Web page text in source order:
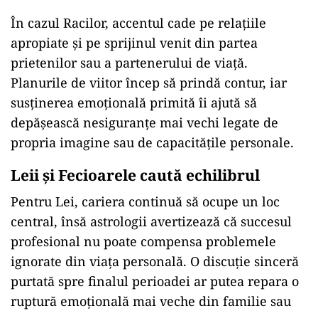
În cazul Racilor, accentul cade pe relațiile
apropiate și pe sprijinul venit din partea
prietenilor sau a partenerului de viață.
Planurile de viitor încep să prindă contur, iar
susținerea emoțională primită îi ajută să
depășească nesiguranțe mai vechi legate de
propria imagine sau de capacitățile personale.
Leii și Fecioarele caută echilibrul
Pentru Lei, cariera continuă să ocupe un loc
central, însă astrologii avertizează că succesul
profesional nu poate compensa problemele
ignorate din viața personală. O discuție sinceră
purtată spre finalul perioadei ar putea repara o
ruptură emoțională mai veche din familie sau